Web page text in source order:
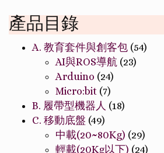
產品目錄
A. 教育套件與創客包 (54)
AI與ROS導航 (23)
Arduino (24)
Micro:bit (7)
B. 履帶型機器人 (18)
C. 移動底盤 (49)
中載(20~80Kg) (29)
輕載(20Kg以下) (24)